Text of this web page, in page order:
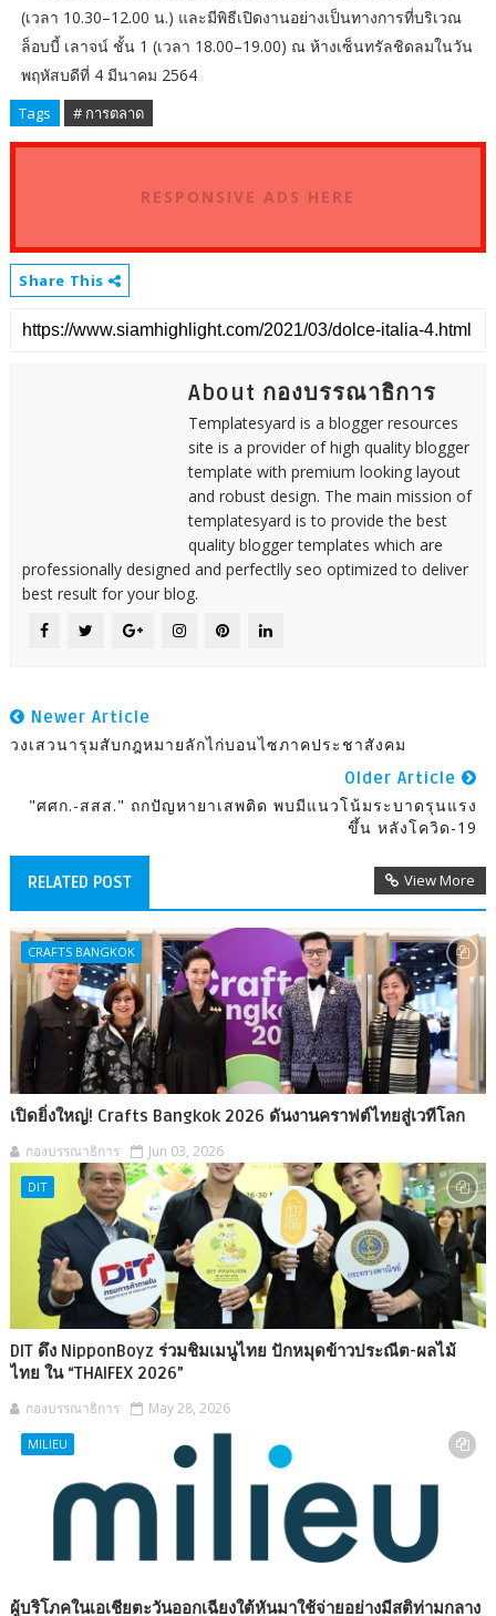
(เวลา 10.30–12.00 น.) และมีพิธีเปิดงานอย่างเป็นทางการที่บริเวณ
ล็อบบี้ เลาจน์ ชั้น 1 (เวลา 18.00–19.00) ณ ห้างเซ็นทรัลชิดลมในวัน
พฤหัสบดีที่ 4 มีนาคม 2564
Tags # การตลาด
RESPONSIVE ADS HERE
Share This
About กองบรรณาธิการ
Templatesyard is a blogger resources
site is a provider of high quality blogger
template with premium looking layout
and robust design. The main mission of
templatesyard is to provide the best
quality blogger templates which are
professionally designed and perfectlly seo optimized to deliver
best result for your blog.
Newer Article
วงเสวนารุมสับกฎหมายลักไก่บอนไซภาคประชาสังคม
Older Article
"ศศก.-สสส." ถกปัญหายาเสพติด พบมีแนวโน้มระบาดรุนแรง
ขึ้น หลังโควิด-19
RELATED POST View More
CRAFTS BANGKOK
เปิดยิ่งใหญ่! Crafts Bangkok 2026 ดันงานคราฟต์ไทยสู่เวทีโลก
กองบรรณาธิการ Jun 03, 2026
DIT
DIT ดึง NipponBoyz ร่วมชิมเมนูไทย ปักหมุดข้าวประณีต-ผลไม้
ไทย ใน “THAIFEX 2026”
กองบรรณาธิการ May 28, 2026
MILIEU
ผู้บริโภคในเอเชียตะวันออกเฉียงใต้หันมาใช้จ่ายอย่างมีสติท่ามกลาง